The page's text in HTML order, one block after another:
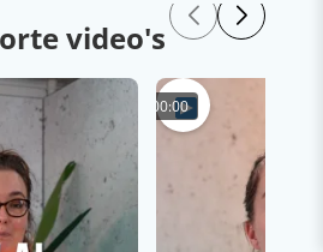
video's
00:00